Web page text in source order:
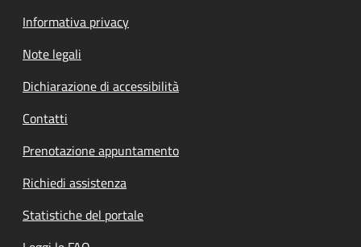
Informativa privacy
Note legali
Dichiarazione di accessibilità
Contatti
Prenotazione appuntamento
Richiedi assistenza
Statistiche del portale